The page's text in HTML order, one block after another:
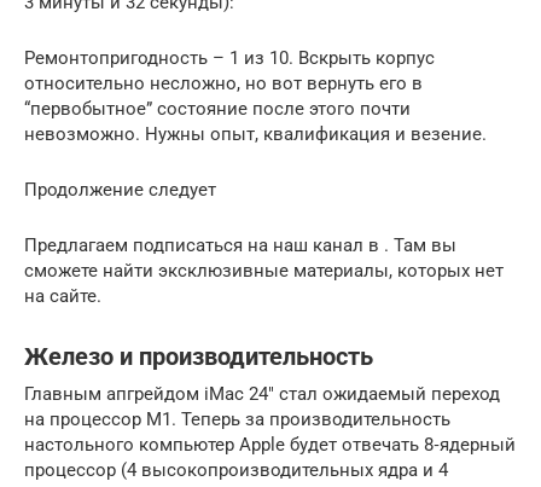
Ремонтопригодность – 1 из 10. Вскрыть корпус
относительно несложно, но вот вернуть его в
“первобытное” состояние после этого почти
невозможно. Нужны опыт, квалификация и везение.
Продолжение следует
Предлагаем подписаться на наш канал в . Там вы
сможете найти эксклюзивные материалы, которых нет
на сайте.
Железо и производительность
Главным апгрейдом iMac 24″ стал ожидаемый переход
на процессор M1. Теперь за производительность
настольного компьютер Apple будет отвечать 8‑ядерный
процессор (4 высокопроизводительных ядра и 4